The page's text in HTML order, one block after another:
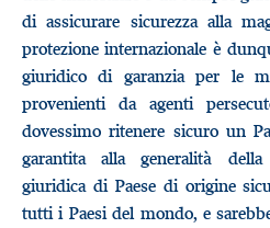
di assicurare sicurezza alla
protezione internazionale è
giuridico di garanzia per le
provenienti da agenti
dovessimo ritenere sicuro un
garantita alla generalità
giuridica di Paese di origine
tutti i Paesi del mondo, e